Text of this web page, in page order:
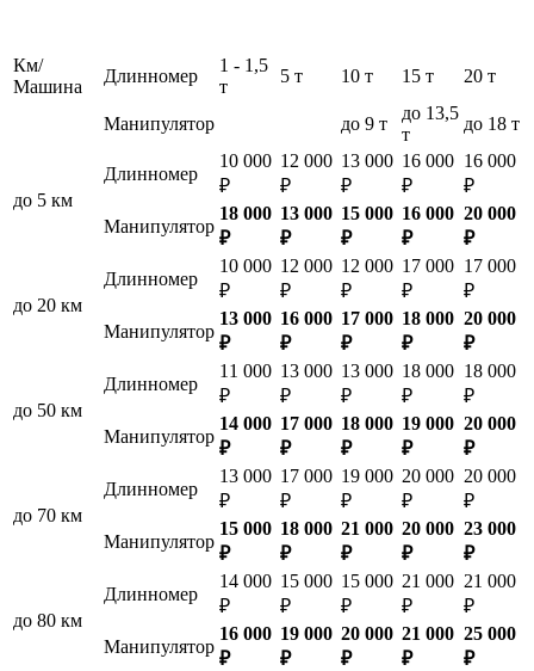
Км/
Машина
Длинномер
1 - 1,5
т
5 т 10 т 15 т 20 т
Манипулятор до 9 т
до 13,5
т
до 18 т
до 5 км
Длинномер
10 000
₽
12 000
₽
13 000
₽
16 000
₽
16 000
₽
Манипулятор
18 000
₽
13 000
₽
15 000
₽
16 000
₽
20 000
₽
до 20 км
Длинномер
10 000
₽
12 000
₽
12 000
₽
17 000
₽
17 000
₽
Манипулятор
13 000
₽
16 000
₽
17 000
₽
18 000
₽
20 000
₽
до 50 км
Длинномер
11 000
₽
13 000
₽
13 000
₽
18 000
₽
18 000
₽
Манипулятор
14 000
₽
17 000
₽
18 000
₽
19 000
₽
20 000
₽
до 70 км
Длинномер
13 000
₽
17 000
₽
19 000
₽
20 000
₽
20 000
₽
Манипулятор
15 000
₽
18 000
₽
21 000
₽
20 000
₽
23 000
₽
до 80 км
Длинномер
14 000
₽
15 000
₽
15 000
₽
21 000
₽
21 000
₽
Манипулятор
16 000
₽
19 000
₽
20 000
₽
21 000
₽
25 000
₽